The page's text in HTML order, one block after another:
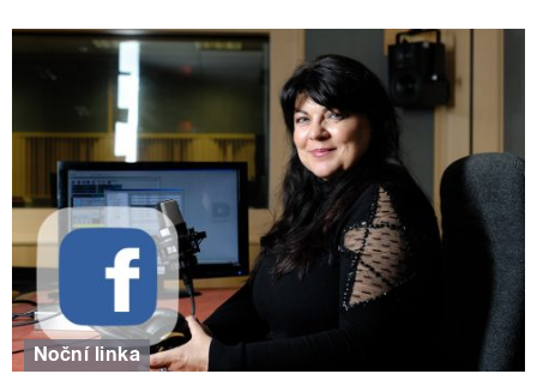
Noční linka